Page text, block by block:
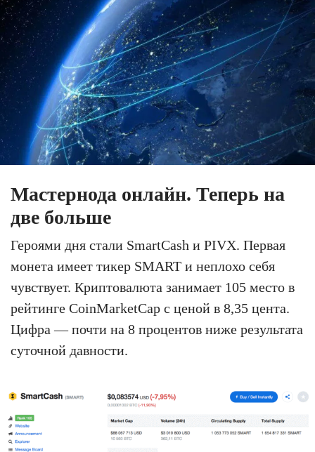
Мастернода онлайн. Теперь на
две больше
Героями дня стали SmartCash и PIVX. Первая
монета имеет тикер SMART и неплохо себя
чувствует. Криптовалюта занимает 105 место в
рейтинге CoinMarketCap с ценой в 8,35 цента.
Цифра — почти на 8 процентов ниже результата
суточной давности.